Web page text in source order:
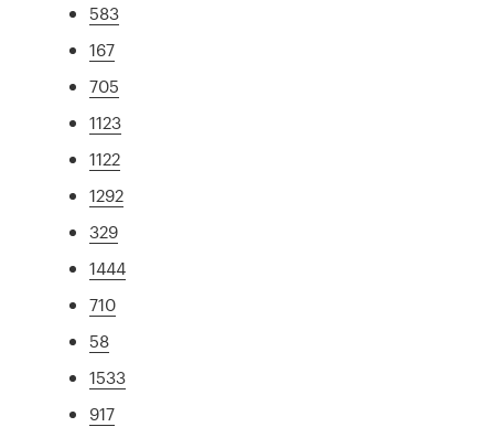
583
167
705
1123
1122
1292
329
1444
710
58
1533
917